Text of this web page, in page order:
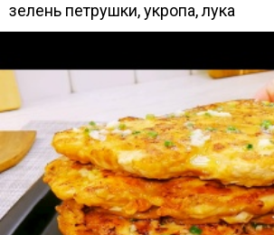
зелень петрушки, укропа, лука